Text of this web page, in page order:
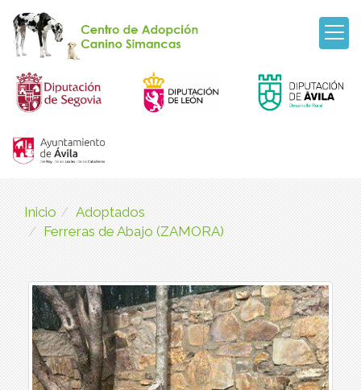
Inicio
Adoptados
Ferreras de Abajo (ZAMORA)